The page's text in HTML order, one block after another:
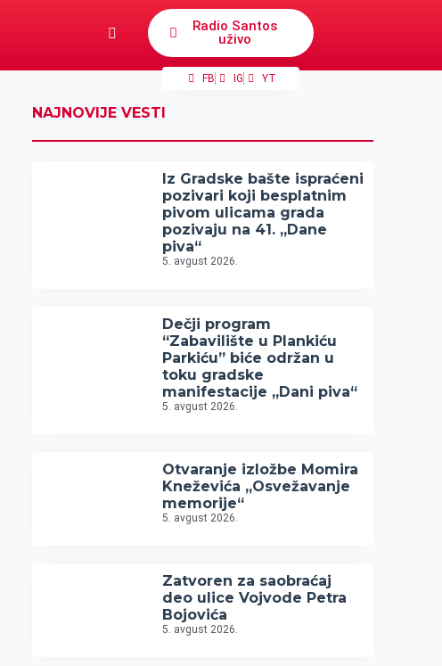
Radio Santos
uživo
FB IG YT
NAJNOVIJE VESTI
Iz Gradske bašte ispraćeni
pozivari koji besplatnim
pivom ulicama grada
pozivaju na 41. „Dane
piva“
5. avgust 2026.
Dečji program
“Zabavilište u Plankiću
Parkiću” biće održan u
toku gradske
manifestacije „Dani piva“
5. avgust 2026.
Otvaranje izložbe Momira
Kneževića „Osvežavanje
memorije“
5. avgust 2026.
Zatvoren za saobraćaj
deo ulice Vojvode Petra
Bojovića
5. avgust 2026.